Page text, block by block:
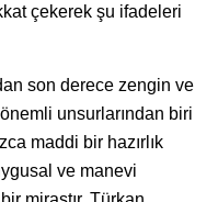
çekerek şu ifadeleri
son derece zengin ve
unsurlarından biri
maddi bir hazırlık
ve manevi